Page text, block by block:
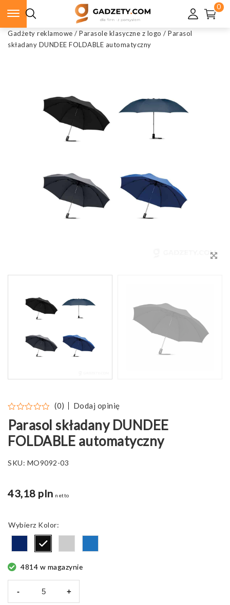
0
Gadżety reklamowe / Parasole klasyczne z logo / Parasol
składany DUNDEE FOLDABLE automatyczny
(0) Dodaj opinię
Parasol składany DUNDEE
FOLDABLE automatyczny
SKU: MO9092-03
43,18 pln netto
Kolor
4814 w magazynie
- +